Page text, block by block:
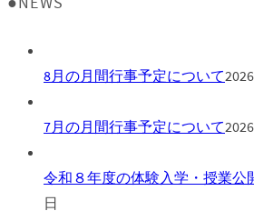
8月の月間行事予定について
7月の月間行事予定について
令和８年度の体験入学・授業公
日